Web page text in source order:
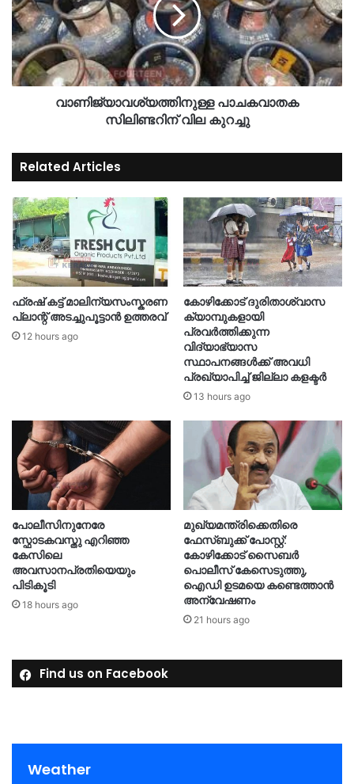
വാണിജ്യാവശ്യത്തിനുള്ള പാചകവാതക
സിലിണ്ടറിന് വില കുറച്ചു
Related Articles
ഫ്രഷ് കട്ട് മാലിന്യസംസ്കരണ
പ്ലാന്റ് അടച്ചുപൂട്ടാൻ ഉത്തരവ്
12 hours ago
കോഴിക്കോട് ദുരിതാശ്വാസ
ക്യാമ്പുകളായി
പ്രവര്‍ത്തിക്കുന്ന
വിദ്യാഭ്യാസ
സ്ഥാപനങ്ങള്‍ക്ക് അവധി
പ്രഖ്യാപിച്ച് ജില്ലാ കളക്ടർ
13 hours ago
പോലീസിനുനേരേ
സ്ഫോടകവസ്തു എറിഞ്ഞ
കേസിലെ
അവസാനപ്രതിയെയും
പിടികൂടി
18 hours ago
മുഖ്യമന്ത്രിക്കെതിരെ
ഫേസ്ബുക്ക് പോസ്റ്റ്:
കോഴിക്കോട് സൈബർ
പൊലീസ് കേസെടുത്തു,
ഐഡി ഉടമയെ കണ്ടെത്താൻ
അന്വേഷണം
21 hours ago
Find us on Facebook
Weather